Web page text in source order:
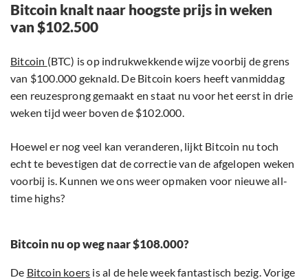
Bitcoin knalt naar hoogste prijs in weken
van $102.500
Bitcoin (BTC) is op indrukwekkende wijze voorbij de grens
van $100.000 geknald. De Bitcoin koers heeft vanmiddag
een reuzesprong gemaakt en staat nu voor het eerst in drie
weken tijd weer boven de $102.000.
Hoewel er nog veel kan veranderen, lijkt Bitcoin nu toch
echt te bevestigen dat de correctie van de afgelopen weken
voorbij is. Kunnen we ons weer opmaken voor nieuwe all-
time highs?
Bitcoin nu op weg naar $108.000?
De Bitcoin koers is al de hele week fantastisch bezig. Vorige